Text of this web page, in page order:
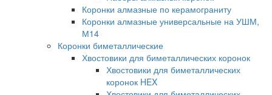
Коронки алмазные по керамограниту
Коронки алмазные универсальные на УШМ,
М14
Коронки биметаллические
Хвостовики для биметаллических коронок
Хвостовики для биметаллических
коронок HEX